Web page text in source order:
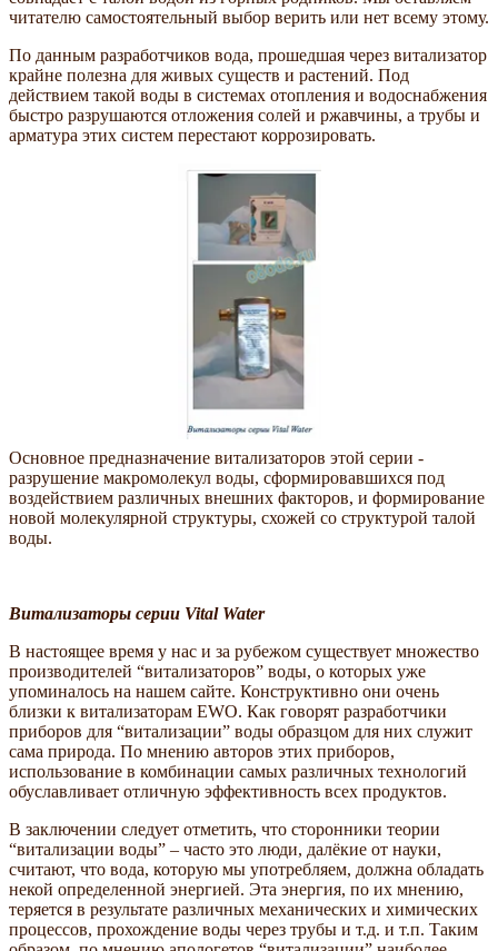
читателю самостоятельный выбор верить или нет всему этому.
По данным разработчиков вода, прошедшая через витализатор
крайне полезна для живых существ и растений. Под
действием такой воды в системах отопления и водоснабжения
быстро разрушаются отложения солей и ржавчины, а трубы и
арматура этих систем перестают коррозировать.
Основное предназначение витализаторов этой серии -
разрушение макромолекул воды, сформировавшихся под
воздействием различных внешних факторов, и формирование
новой молекулярной структуры, схожей со структурой талой
воды.
Витализаторы серии Vital Water
В настоящее время у нас и за рубежом существует множество
производителей “витализаторов” воды, о которых уже
упоминалось на нашем сайте. Конструктивно они очень
близки к витализаторам EWO. Как говорят разработчики
приборов для “витализации” воды образцом для них служит
сама природа. По мнению авторов этих приборов,
использование в комбинации самых различных технологий
обуславливает отличную эффективность всех продуктов.
В заключении следует отметить, что сторонники теории
“витализации воды” – часто это люди, далёкие от науки,
считают, что вода, которую мы употребляем, должна обладать
некой определенной энергией. Эта энергия, по их мнению,
теряется в результате различных механических и химических
процессов, прохождение воды через трубы и т.д. и т.п. Таким